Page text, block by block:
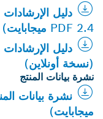
PDF 2.4 ميجابايت)
(نسخة أونلاين)
نشرة بيانات المنتج
ميجابايت)